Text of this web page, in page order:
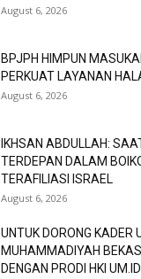
August 6, 2026
BPJPH HIMPUN
PERKUAT LAYANAN
August 6, 2026
IKHSAN ABDULLAH:
TERDEPAN DALAM
TERAFILIASI ISRAEL
August 6, 2026
UNTUK DORONG KADER
MUHAMMADIYAH
DENGAN PRODI HKI UM.ID